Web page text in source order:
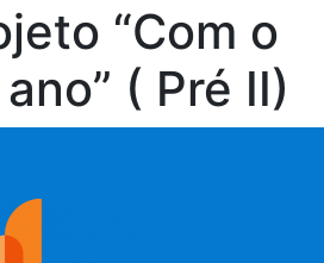
“Com o
( Pré II)